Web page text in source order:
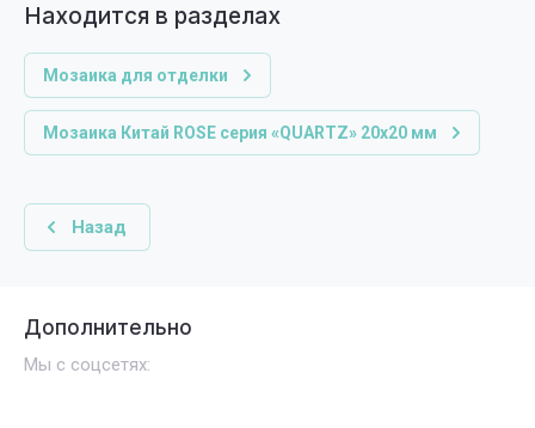
Находится в разделах
Мозаика для отделки
Мозаика Китай ROSE серия «QUARTZ» 20х20 мм
Назад
Дополнительно
Мы с соцсетях: